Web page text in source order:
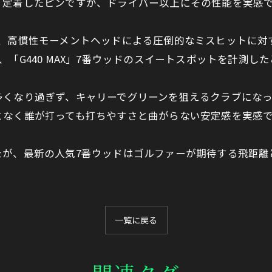
慣性モーメントヘッドによる圧倒的なミスヒットに
G440 MAX」7番ウッドのスイートスポットを計測し
なり過ぎず、キャリーでグリーンを狙えるクラブに
く誰が打っても打ちやすさと曲がらない安定感を実感
、最新の人気7番ウッドはゴルファーが期待する飛距
一覧に戻る